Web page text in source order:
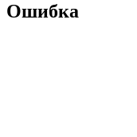
Ошибка